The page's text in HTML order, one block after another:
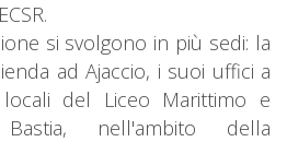
si svolgono in più sedi: la
ad Ajaccio, i suoi uffici a
del Liceo Marittimo e
nell'ambito della